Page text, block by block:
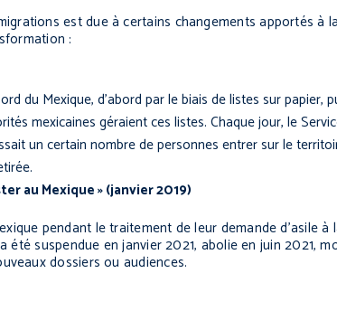
est due à certains changements apportés à
:
du Mexique, d’abord par le biais de listes sur papier,
mexicaines géraient ces listes. Chaque jour, le
un certain nombre de personnes entrer sur le
au Mexique » (janvier 2019)
pendant le traitement de leur demande d’asile
été suspendue en janvier 2021, abolie en juin 2021,
dossiers ou audiences.